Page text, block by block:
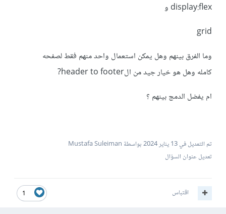
display:flex و
grid
وما الفرق بينهم وهل يمكن استعمال واحد منهم فقط لصفحه
كامله وهل هو خيار جيد من الheader to footer?
ام يفضل الدمج بينهم ؟
تم التعديل في13 يناير 2024
بواسطة Mustafa Suleiman
تعديل عنوان السؤال
1 اقتباس